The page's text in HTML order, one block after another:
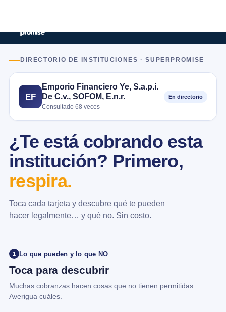
DIRECTORIO DE INSTITUCIONES · SUPERPROMISE
EF
Emporio Financiero Ye, S.a.p.i.
De C.v., SOFOM, E.n.r.
Consultado 68 veces
En directorio
¿Te está cobrando esta
institución? Primero,
respira.
Toca cada tarjeta y descubre qué te pueden
hacer legalmente… y qué no. Sin costo.
1 Lo que pueden y lo que NO
Toca para descubrir
Muchas cobranzas hacen cosas que no tienen permitidas.
Averigua cuáles.